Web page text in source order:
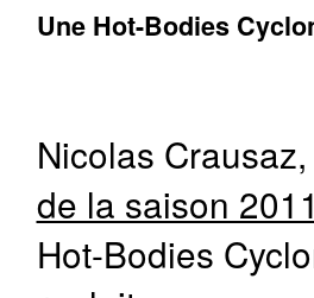
Une Hot-Bodies
Nicolas
de la saison
Hot-Bodies